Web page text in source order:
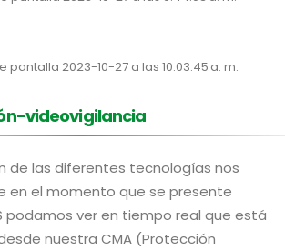
videovigilancia
de las diferentes tecnologías nos
en el momento que se presente
podamos ver en tiempo real que está
nuestra CMA (Protección